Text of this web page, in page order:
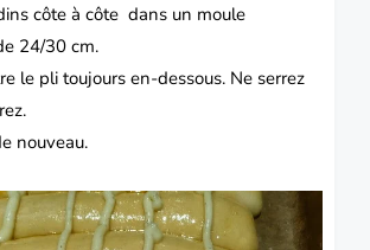
côte à côte dans un moule
24/30 cm.
le pli toujours en-dessous. Ne serrez
nouveau.